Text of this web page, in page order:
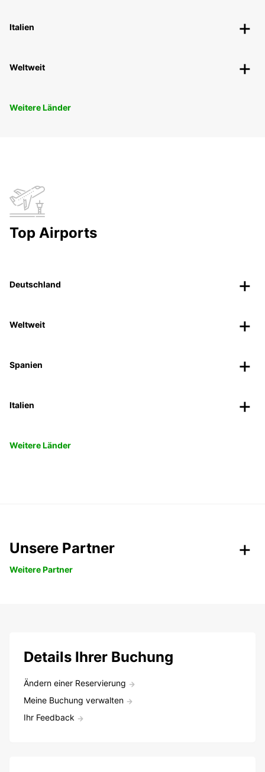
Italien
Weltweit
Weitere Länder
Top Airports
Deutschland
Weltweit
Spanien
Italien
Weitere Länder
Unsere Partner
Weitere Partner
Details Ihrer Buchung
Ändern einer Reservierung
Meine Buchung verwalten
Ihr Feedback